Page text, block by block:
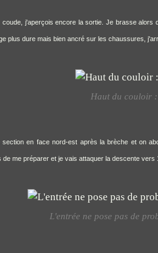
coude, j'aperçois encore la sortie. Je brasse
plus dure mais bien ancré sur les chaussures,
Haut du couloir
section en face nord-est après la brèche et on
de me préparer et je vais attaquer la descente vers
L'entrée ne pose pas de